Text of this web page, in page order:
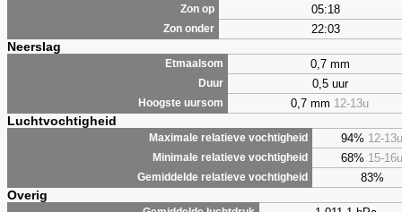
Zon op 05:18
Zon onder 22:03
Neerslag
Etmaalsom 0,7 mm
Duur 0,5 uur
Hoogste uursom 0,7 mm 12-13u
Luchtvochtigheid
Maximale relatieve vochtigheid 94% 12-13u
Minimale relatieve vochtigheid 68% 15-16u
Gemiddelde relatieve vochtigheid 83%
Overig